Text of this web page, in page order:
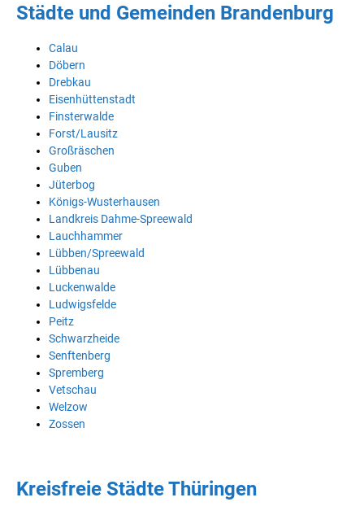
Städte und Gemeinden Brandenburg
Calau
Döbern
Drebkau
Eisenhüttenstadt
Finsterwalde
Forst/Lausitz
Großräschen
Guben
Jüterbog
Königs-Wusterhausen
Landkreis Dahme-Spreewald
Lauchhammer
Lübben/Spreewald
Lübbenau
Luckenwalde
Ludwigsfelde
Peitz
Schwarzheide
Senftenberg
Spremberg
Vetschau
Welzow
Zossen
Kreisfreie Städte Thüringen